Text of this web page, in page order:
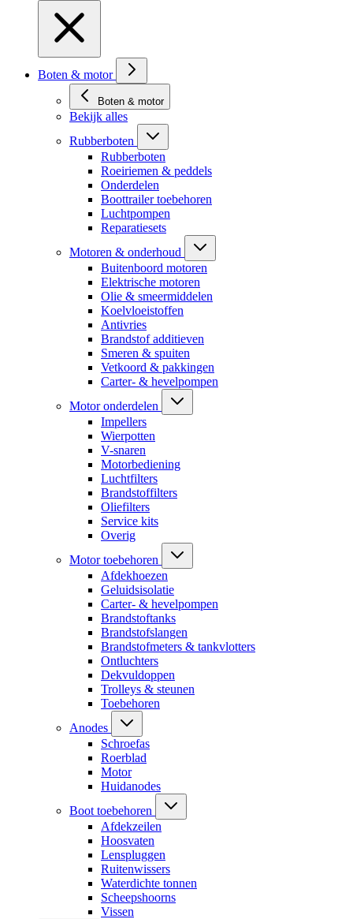
Boten & motor
Boten & motor
Bekijk alles
Rubberboten
Rubberboten
Roeiriemen & peddels
Onderdelen
Boottrailer toebehoren
Luchtpompen
Reparatiesets
Motoren & onderhoud
Buitenboord motoren
Elektrische motoren
Olie & smeermiddelen
Koelvloeistoffen
Antivries
Brandstof additieven
Smeren & spuiten
Vetkoord & pakkingen
Carter- & hevelpompen
Motor onderdelen
Impellers
Wierpotten
V-snaren
Motorbediening
Luchtfilters
Brandstoffilters
Oliefilters
Service kits
Overig
Motor toebehoren
Afdekhoezen
Geluidsisolatie
Carter- & hevelpompen
Brandstoftanks
Brandstofslangen
Brandstofmeters & tankvlotters
Ontluchters
Dekvuldoppen
Trolleys & steunen
Toebehoren
Anodes
Schroefas
Roerblad
Motor
Huidanodes
Boot toebehoren
Afdekzeilen
Hoosvaten
Lenspluggen
Ruitenwissers
Waterdichte tonnen
Scheepshoorns
Vissen